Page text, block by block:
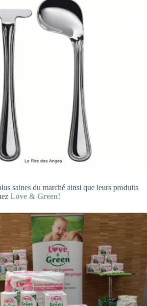
saines du marché ainsi que leurs produits
Love & Green!